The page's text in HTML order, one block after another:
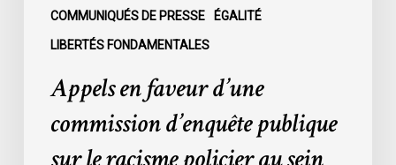
COMMUNIQUÉS DE PRESSE ÉGALITÉ
LIBERTÉS FONDAMENTALES
SPVM
organisations
Appels en faveur d’une
commission d’enquête publique